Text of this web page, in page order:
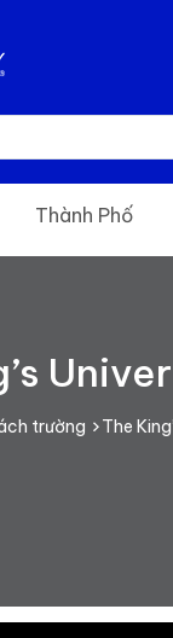
trường The
Thành Phố